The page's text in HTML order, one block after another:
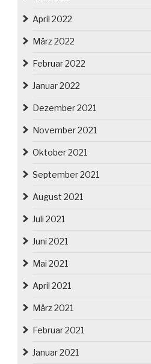
April 2022
März 2022
Februar 2022
Januar 2022
Dezember 2021
November 2021
Oktober 2021
September 2021
August 2021
Juli 2021
Juni 2021
Mai 2021
April 2021
März 2021
Februar 2021
Januar 2021